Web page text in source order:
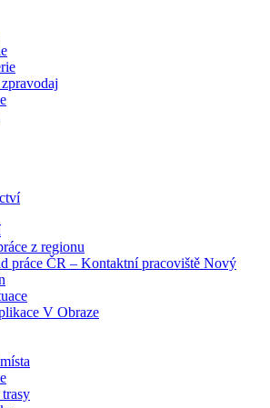
z regionu
práce ČR – Kontaktní pracoviště Nový
V Obraze